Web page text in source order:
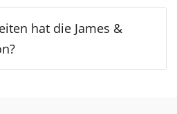
hat die James &